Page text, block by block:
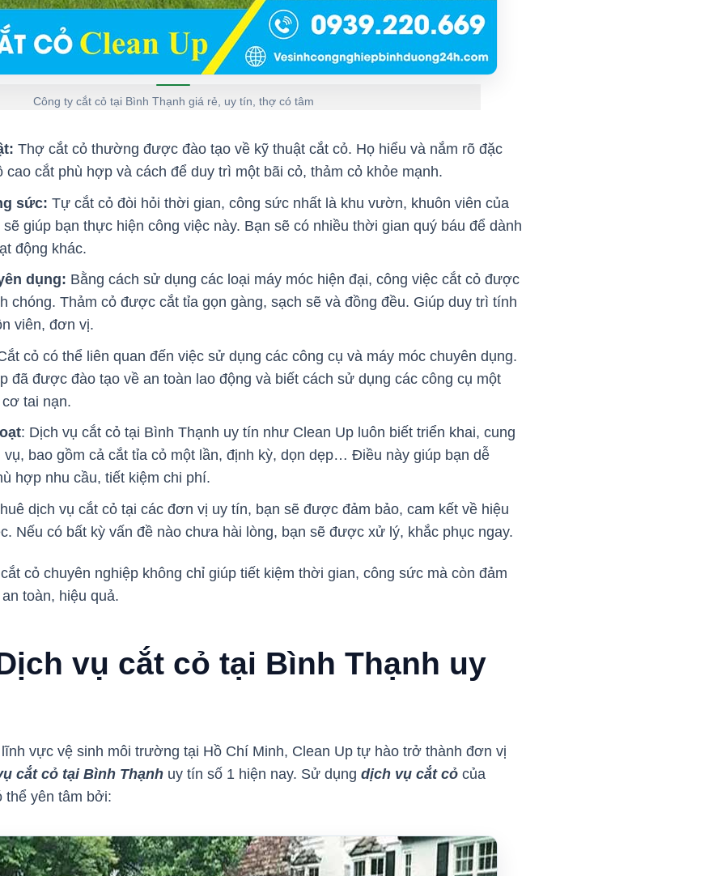
Công ty cắt cỏ tại Bình Thạnh giá rẻ, uy tín, thợ có tâm
Thợ cắt cỏ thường được đào tạo về kỹ thuật cắt cỏ. Họ hiểu và nắm rõ đặc
cắt phù hợp và cách để duy trì một bãi cỏ, thảm cỏ khỏe mạnh.
sức: Tự cắt cỏ đòi hỏi thời gian, công sức nhất là khu vườn, khuôn viên của
giúp bạn thực hiện công việc này. Bạn sẽ có nhiều thời gian quý báu để dành
động khác.
dụng: Bằng cách sử dụng các loại máy móc hiện đại, công việc cắt cỏ được
chóng. Thảm cỏ được cắt tỉa gọn gàng, sạch sẽ và đồng đều. Giúp duy trì tính
viên, đơn vị.
cỏ có thể liên quan đến việc sử dụng các công cụ và máy móc chuyên dụng.
đã được đào tạo về an toàn lao động và biết cách sử dụng các công cụ một
tai nạn.
: Dịch vụ cắt cỏ tại Bình Thạnh uy tín như Clean Up luôn biết triển khai, cung
vụ, bao gồm cả cắt tỉa cỏ một lần, định kỳ, dọn dẹp… Điều này giúp bạn dễ
hợp nhu cầu, tiết kiệm chi phí.
dịch vụ cắt cỏ tại các đơn vị uy tín, bạn sẽ được đảm bảo, cam kết về hiệu
Nếu có bất kỳ vấn đề nào chưa hài lòng, bạn sẽ được xử lý, khắc phục ngay.
cỏ chuyên nghiệp không chỉ giúp tiết kiệm thời gian, công sức mà còn đảm
toàn, hiệu quả.
vụ cắt cỏ tại Bình Thạnh uy
vực vệ sinh môi trường tại Hồ Chí Minh, Clean Up tự hào trở thành đơn vị
cắt cỏ tại Bình Thạnh uy tín số 1 hiện nay. Sử dụng dịch vụ cắt cỏ của
thể yên tâm bởi: